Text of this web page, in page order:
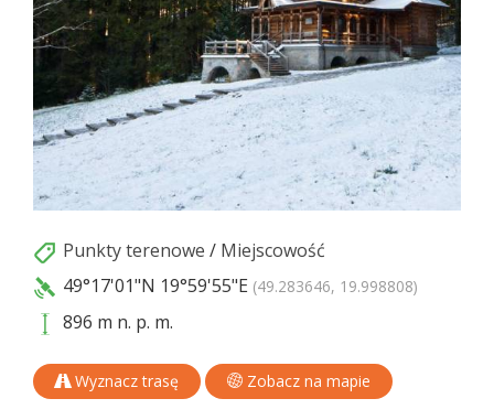
Punkty terenowe / Miejscowość
49°17'01"N 19°59'55"E (49.283646, 19.998808)
896 m n. p. m.
Wyznacz trasę Zobacz na mapie